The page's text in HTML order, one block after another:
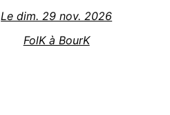
Le dim. 29 nov. 2026
FolK à BourK